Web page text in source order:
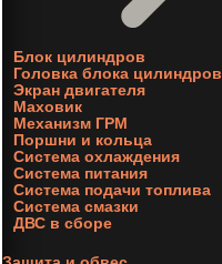
Блок цилиндров
Головка блока цилиндров
Экран двигателя
Маховик
Механизм ГРМ
Поршни и кольца
Система охлаждения
Система питания
Система подачи топлива
Система смазки
ДВС в сборе